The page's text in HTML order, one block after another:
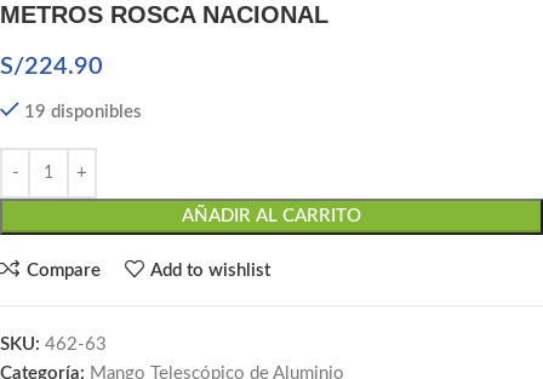
METROS ROSCA NACIONAL
S/224.90
19 disponibles
AÑADIR AL CARRITO
Compare Add to wishlist
SKU: 462-63
Categoría: Mango Telescópico de Aluminio